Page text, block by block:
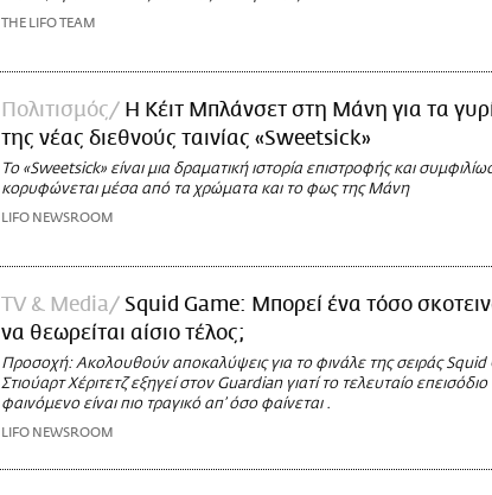
THE LIFO TEAM
Πολιτισμός
Η Κέιτ Μπλάνσετ στη Μάνη για τα
της νέας διεθνούς ταινίας «Sweetsick»
Το «Sweetsick» είναι μια δραματική ιστορία επιστροφής και
κορυφώνεται μέσα από τα χρώματα και το φως της Μάνη
LIFO NEWSROOM
TV & Media
Squid Game: Μπορεί ένα τόσο
να θεωρείται αίσιο τέλος;
Προσοχή: Ακολουθούν αποκαλύψεις για το φινάλε της σειράς
Στιούαρτ Χέριτετζ εξηγεί στον Guardian γιατί το τελευταίο επεισόδιο
φαινόμενο είναι πιο τραγικό απ’ όσο φαίνεται .
LIFO NEWSROOM